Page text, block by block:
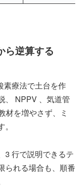
ら逆算する
素療法で土台を作
、 NPPV 、気道管
材を増やさず、ミ
3 行で説明できるテ
られる場合も、順番